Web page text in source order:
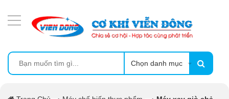
Chọn danh mục
MÁY ÉP MÍA TẠO BỌT
MÁY RỬA BÁT SIÊU ÂM